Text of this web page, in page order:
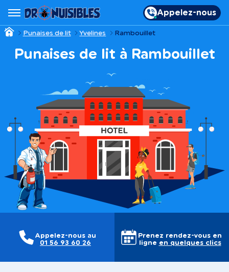
Appelez-nous
Punaises de lit Yvelines Rambouillet
Punaises de lit à Rambouillet
Appelez-nous au
01 56 93 60 26
Prenez rendez-vous en
ligne en quelques clics